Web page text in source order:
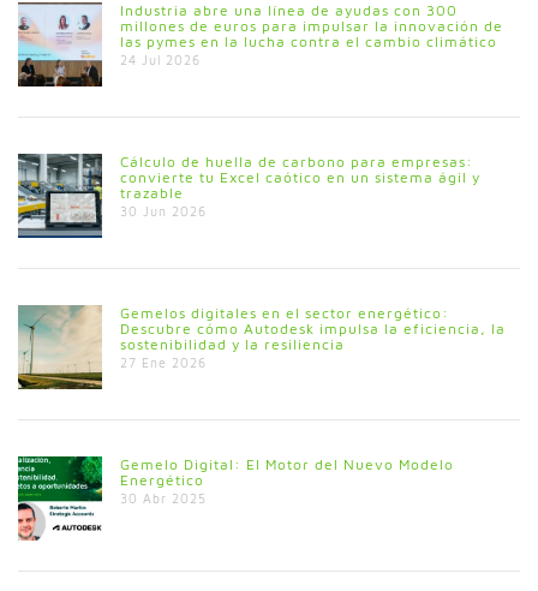
Industria abre una línea de ayudas con 300
millones de euros para impulsar la innovación de
las pymes en la lucha contra el cambio climático
24 Jul 2026
Cálculo de huella de carbono para empresas:
convierte tu Excel caótico en un sistema ágil y
trazable
30 Jun 2026
Gemelos digitales en el sector energético:
Descubre cómo Autodesk impulsa la eficiencia, la
sostenibilidad y la resiliencia
27 Ene 2026
Gemelo Digital: El Motor del Nuevo Modelo
Energético
30 Abr 2025